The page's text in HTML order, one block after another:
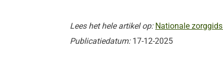
Lees het hele artikel op: Nationale zorggids
Publicatiedatum: 17-12-2025